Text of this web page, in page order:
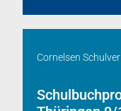
Cornelsen